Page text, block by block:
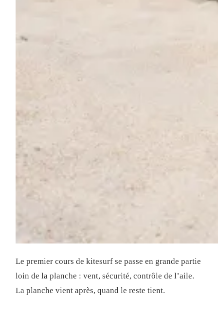
Le premier cours de kitesurf se passe en grande partie
loin de la planche : vent, sécurité, contrôle de l’aile.
La planche vient après, quand le reste tient.